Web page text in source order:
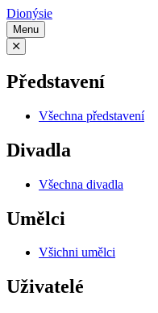
Dionýsie
Menu
Představení
Všechna představení
Divadla
Všechna divadla
Umělci
Všichni umělci
Uživatelé